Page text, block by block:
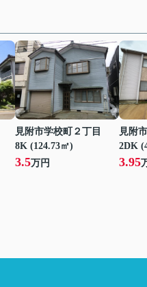
見附市学校町２丁目
8K (124.73㎡)
3.5万円
見附
2DK
3.95